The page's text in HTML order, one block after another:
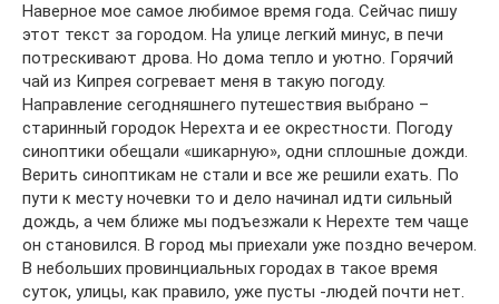
Наверное мое самое любимое время года. Сейчас пишу
этот текст за городом. На улице легкий минус, в печи
потрескивают дрова. Но дома тепло и уютно. Горячий
чай из Кипрея согревает меня в такую погоду.
Направление сегодняшнего путешествия выбрано –
старинный городок Нерехта и ее окрестности. Погоду
синоптики обещали «шикарную», одни сплошные дожди.
Верить синоптикам не стали и все же решили ехать. По
пути к месту ночевки то и дело начинал идти сильный
дождь, а чем ближе мы подъезжали к Нерехте тем чаще
он становился. В город мы приехали уже поздно вечером.
В небольших провинциальных городах в такое время
суток, улицы, как правило, уже пусты -людей почти нет.